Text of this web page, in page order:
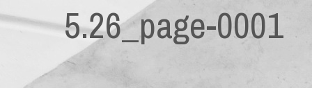
5.26_page-0001